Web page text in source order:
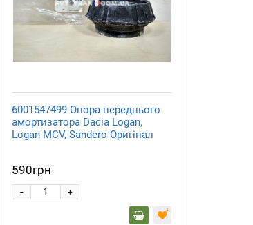
6001547499 Опора переднього
амортизатора Dacia Logan,
Logan MCV, Sandero Оригінал
590грн
+
-